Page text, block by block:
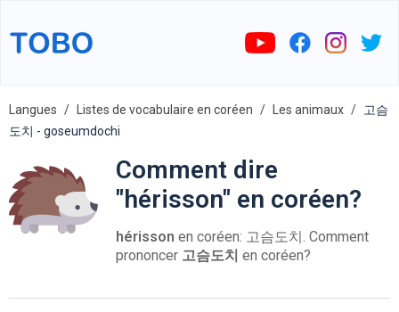
Langues Listes de vocabulaire en coréen Les animaux
고슴
도치 - goseumdochi
Comment dire
"hérisson" en coréen?
hérisson en coréen: 고슴도치. Comment
prononcer 고슴도치 en coréen?